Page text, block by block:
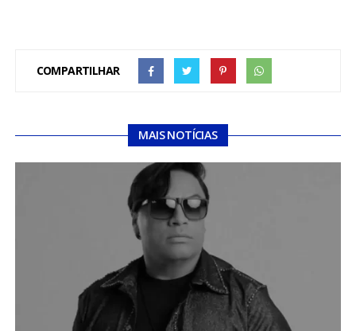
COMPARTILHAR
MAIS NOTÍCIAS